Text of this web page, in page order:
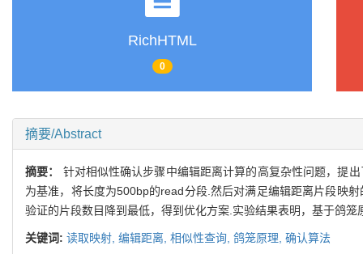
RichHTML
0
摘要/Abstract
摘要： 针对相似性确认步骤中编辑距离计算的高复杂性问题，提
为基准，将长度为500bp的read分段.然后对满足编辑距离片段映
验证的片段数目降到最低，得到优化方案.实验结果表明，基于鸽
关键词: 读取映射, 编辑距离, 相似性查询, 鸽笼原理, 确认算法